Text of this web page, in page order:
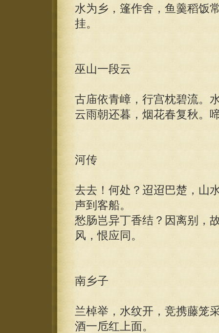
水为乡，篷作舍，鱼羹稻饭
挂。
巫山一段云
古庙依青嶂，行宫枕碧流。
云雨朝还暮，烟花春复秋。
河传
去去！何处？迢迢巴楚，山
声到客船。
愁肠岂异丁香结？因离别，
风，恨应同。
南乡子
兰棹举，水纹开，竞携藤笼
酒一卮红上面。